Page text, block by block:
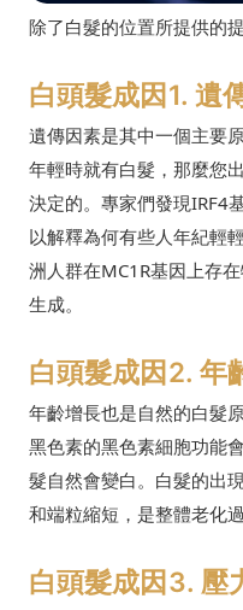
除了白髮的位置所提供的
白頭髮成因1. 遺
遺傳因素是其中一個主要
年輕時就有白髮，那麼您
決定的。專家們發現IRF4
以解釋為何有些人年紀輕
洲人群在MC1R基因上存
生成。
白頭髮成因2. 年
年齡增長也是自然的白髮
黑色素的黑色素細胞功能
髮自然會變白。白髮的出
和端粒縮短，是整體老化過
白頭髮成因3. 壓